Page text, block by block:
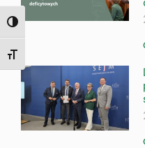
TOGGLE HIGH CONTRAST
TOGGLE FONT SIZE